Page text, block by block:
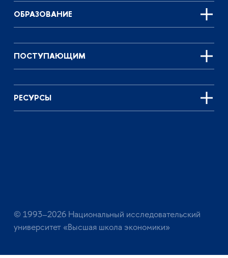
ОБРАЗОВАНИЕ
ПОСТУПАЮЩИМ
РЕСУРСЫ
© 1993–2026 Национальный исследовательский
университет «Высшая школа экономики»